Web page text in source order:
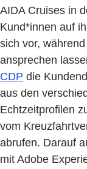
AIDA Cruises in
Kund*innen auf
sich vor,
ansprechen
CDP die
aus den
Echtzeitprofilen
vom
abrufen. Darauf
mit Adobe